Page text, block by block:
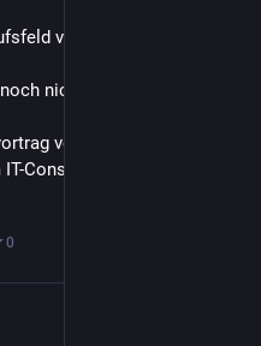
von Informatiker:Innen
nichts oder du kennst
von Netlight aus Köln
Consulting"
0